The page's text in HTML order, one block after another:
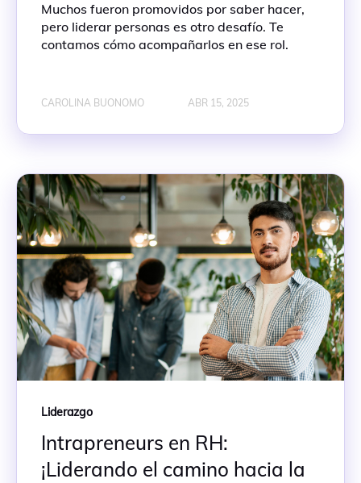
Muchos fueron promovidos por saber hacer,
pero liderar personas es otro desafío. Te
contamos cómo acompañarlos en ese rol.
CAROLINA BUONOMO ABR 15, 2025
Liderazgo
Intrapreneurs en RH:
¡Liderando el camino hacia la